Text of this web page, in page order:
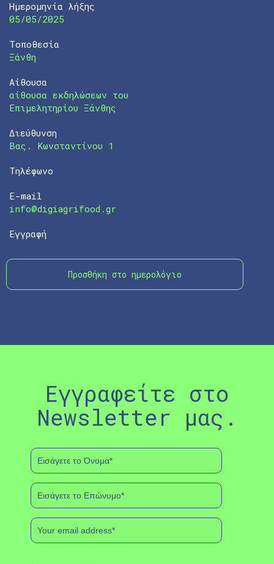
Ημερομηνία λήξης
05/05/2025
Τοποθεσία
Ξάνθη
Αίθουσα
αίθουσα εκδηλώσεων του
Επιμελητηρίου Ξάνθης
Διεύθυνση
Βας. Κωνσταντίνου 1
Τηλέφωνο
E-mail
info@digiagrifood.gr
Εγγραφή
Προσθήκη στο ημερολόγιο
Εγγραφείτε στο
Newsletter μας.